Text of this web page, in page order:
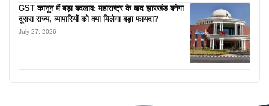
GST कानून में बड़ा बदलाव: महाराष्ट्र के बाद झारखंड बनेगा
दूसरा राज्य, व्यापारियों को क्या मिलेगा बड़ा फायदा?
July 27, 2026